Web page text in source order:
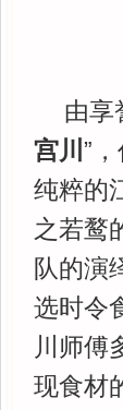
由享
宫川 ”
纯粹的
之若鹜
队的演
选时令
川师傅
现食材